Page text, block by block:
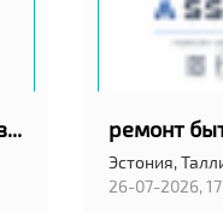
Anubis Eesti OÜ изготовление гранитных памятников
Эстония,
26-07-2026,